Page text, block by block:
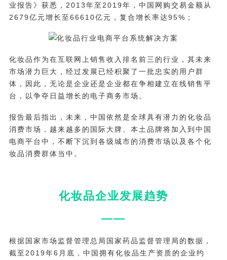
业报告》获悉，2013年至2019年，中国网购交易金额从
2679亿元增长至66610亿元，复合增长率达95%；
化妆品作为在互联网上销售收入排名前三的行业，其未来
市场潜力巨大，经过发展已经积聚了一批忠实的用户群
体，因此，无论是企业还是企业都在争相建立在线销售平
台，以争夺日益增长的电子商务市场。
报告最后指出，未来，中国依然是全球具有潜力的化妆品
消费市场，越来越多的国际大牌、本土品牌将加入到中国
电商平台中，不断下沉到各级城市的消费市场以及各个化
妆品消费群体当中。
化妆品企业发展趋势
——
根据国家市场监督管理总局国家药品监督管理局的数据，
截至2019年6月底，中国拥有化妆品生产资质的企业约